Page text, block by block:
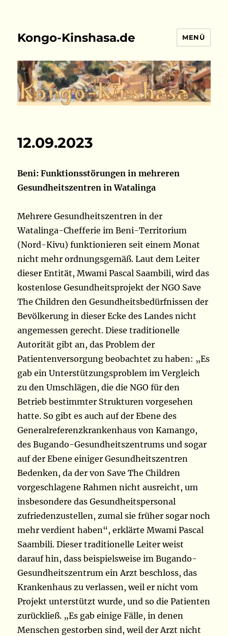
Kongo-Kinshasa.de MENÜ
12.09.2023
Beni: Funktionsstörungen in mehreren
Gesundheitszentren in Watalinga
Mehrere Gesundheitszentren in der
Watalinga-Chefferie im Beni-Territorium
(Nord-Kivu) funktionieren seit einem Monat
nicht mehr ordnungsgemäß. Laut dem Leiter
dieser Entität, Mwami Pascal Saambili, wird das
kostenlose Gesundheitsprojekt der NGO Save
The Children den Gesundheitsbedürfnissen der
Bevölkerung in dieser Ecke des Landes nicht
angemessen gerecht. Diese traditionelle
Autorität gibt an, das Problem der
Patientenversorgung beobachtet zu haben: „Es
gab ein Unterstützungsproblem im Vergleich
zu den Umschlägen, die die NGO für den
Betrieb bestimmter Strukturen vorgesehen
hatte. So gibt es auch auf der Ebene des
Generalreferenzkrankenhaus von Kamango,
des Bugando-Gesundheitszentrums und sogar
auf der Ebene einiger Gesundheitszentren
Bedenken, da der von Save The Children
vorgeschlagene Rahmen nicht ausreicht, um
insbesondere das Gesundheitspersonal
zufriedenzustellen, zumal sie früher sogar noch
mehr verdient haben“, erklärte Mwami Pascal
Saambili. Dieser traditionelle Leiter weist
darauf hin, dass beispielsweise im Bugando-
Gesundheitszentrum ein Arzt beschloss, das
Krankenhaus zu verlassen, weil er nicht vom
Projekt unterstützt wurde, und sodie Patienten
zurückließ. „Es gab einige Fälle, in denen
Menschen gestorben sind, weil der Arzt nicht